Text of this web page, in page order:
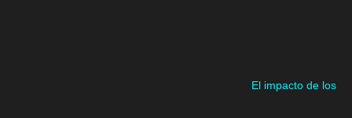
El impacto de los